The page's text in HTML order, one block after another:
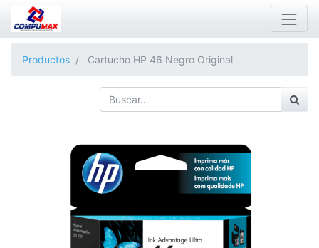
Productos Cartucho HP 46 Negro Original